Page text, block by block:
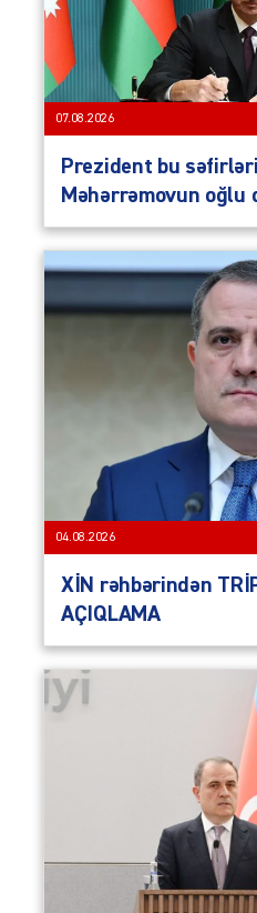
07.08.2026
Prezident bu
Məhərrəmovun oğlu
04.08.2026
XİN rəhbərindən
AÇIQLAMA